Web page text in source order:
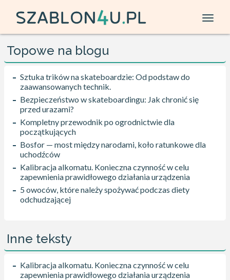
Topowe na blogu
Sztuka trików na skateboardzie: Od podstaw do
zaawansowanych technik.
Bezpieczeństwo w skateboardingu: Jak chronić się
przed urazami?
Kompletny przewodnik po ogrodnictwie dla
początkujących
Bosfor — most między narodami, koło ratunkowe dla
uchodźców
Kalibracja alkomatu. Konieczna czynność w celu
zapewnienia prawidłowego działania urządzenia
5 owoców, które należy spożywać podczas diety
odchudzającej
Inne teksty
Kalibracja alkomatu. Konieczna czynność w celu
zapewnienia prawidłowego działania urządzenia